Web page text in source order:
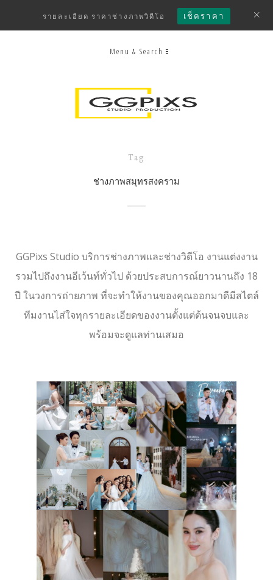
รายละเอียด ราคาช่างภาพวิดีโอ เช็คราคา
Menu & Search
Tag
ช่างภาพสมุทรสงคราม
GGPixs Studio บริการช่างภาพและช่างวิดีโอ งานแต่งงาน
รวมไปถึงงานอีเว้นท์ทั่วไป ด้วยประสบการณ์ยาวนานถึง 18
ปี ในวงการถ่ายภาพ ที่จะทำให้งานของคุณออกมาดีมีสไตล์
ทีมงานไส่ใจทุกรายละเอียดของงานตั้งแต่ต้นจนจบและ
พร้อมจะดูแลท่านเสมอ